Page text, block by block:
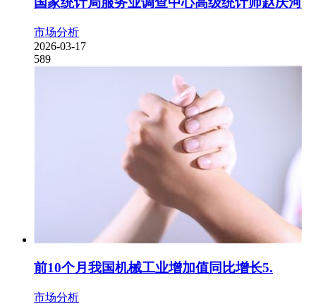
市场分析
2026-03-17
589
前10个月我国机械工业增加值同比增长5.
市场分析